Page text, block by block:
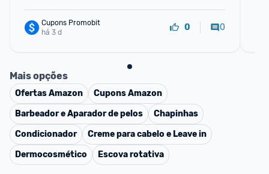
Cupons Promobit
há 3 d
0 0
Mais opções
OfertasAmazon CuponsAmazon
Barbeador e Aparador de pelos
Chapinhas
Condicionador
Creme para cabelo e Leave in
Dermocosmético
Escova rotativa